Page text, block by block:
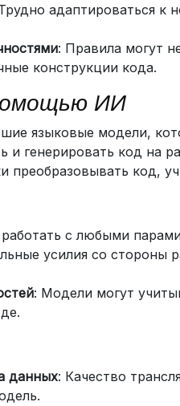
адаптироваться к
: Правила могут
конструкции кода.
ИИ
языковые модели,
генерировать код на
преобразовывать код,
с любыми
усилия со стороны
: Модели могут
данных: Качество